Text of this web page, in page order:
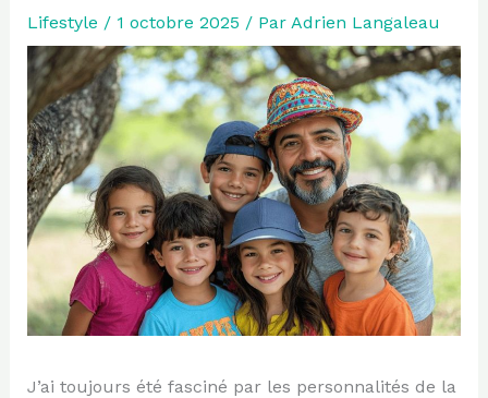
Lifestyle / 1 octobre 2025 / Par Adrien Langaleau
J’ai toujours été fasciné par les personnalités de la